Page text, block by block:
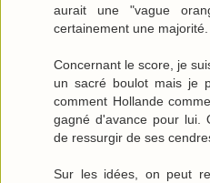
aurait une "vague
certainement une majorité.
Concernant le score, je
un sacré boulot mais je
comment Hollande
gagné d'avance pour lui.
de ressurgir de ses
Sur les idées, on peut